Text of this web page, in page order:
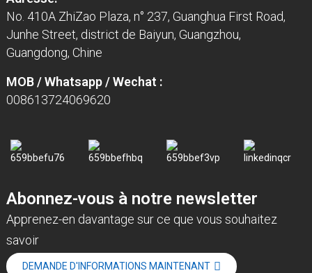
No. 410A ZhiZao Plaza, n° 237, Guanghua First Road,
Junhe Street, district de Baiyun, Guangzhou,
Guangdong, Chine
MOB / Whatsapp / Wechat :
008613724069620
Abonnez-vous à notre newsletter
Apprenez-en davantage sur ce que vous souhaitez
savoir
DEMANDE D'INFORMATIONS MAINTENANT